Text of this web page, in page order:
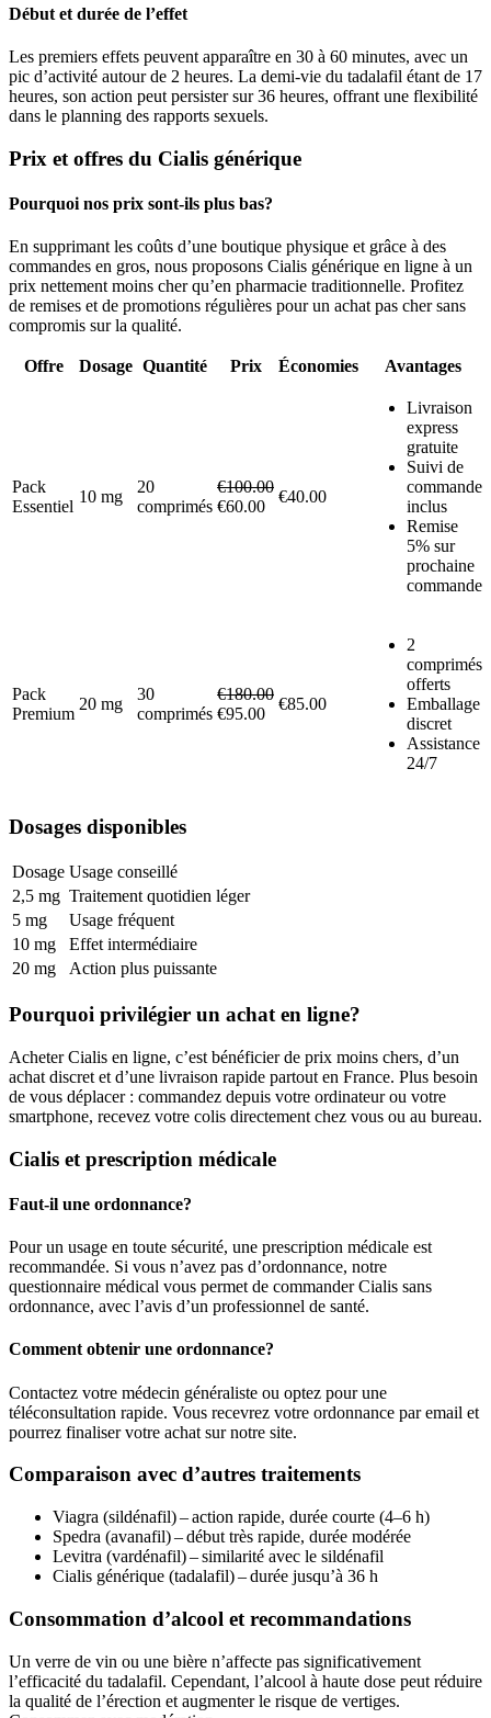
Début et durée de l’effet
Les premiers effets peuvent apparaître en 30 à 60 minutes, avec un
pic d’activité autour de 2 heures. La demi-vie du tadalafil étant de 17
heures, son action peut persister sur 36 heures, offrant une flexibilité
dans le planning des rapports sexuels.
Prix et offres du Cialis générique
Pourquoi nos prix sont-ils plus bas?
En supprimant les coûts d’une boutique physique et grâce à des
commandes en gros, nous proposons Cialis générique en ligne à un
prix nettement moins cher qu’en pharmacie traditionnelle. Profitez
de remises et de promotions régulières pour un achat pas cher sans
compromis sur la qualité.
Offre Dosage Quantité Prix Économies Avantages
Pack
Essentiel
10 mg
20
comprimés
€100.00
€60.00
€40.00
Livraison
express
gratuite
Suivi de
commande
inclus
Remise
5% sur
prochaine
commande
Pack
Premium
20 mg
30
comprimés
€180.00
€95.00
€85.00
2
comprimés
offerts
Emballage
discret
Assistance
24/7
Dosages disponibles
Dosage Usage conseillé
2,5 mg Traitement quotidien léger
5 mg
Usage fréquent
10 mg
Effet intermédiaire
20 mg
Action plus puissante
Pourquoi privilégier un achat en ligne?
Acheter Cialis en ligne, c’est bénéficier de prix moins chers, d’un
achat discret et d’une livraison rapide partout en France. Plus besoin
de vous déplacer : commandez depuis votre ordinateur ou votre
smartphone, recevez votre colis directement chez vous ou au bureau.
Cialis et prescription médicale
Faut-il une ordonnance?
Pour un usage en toute sécurité, une prescription médicale est
recommandée. Si vous n’avez pas d’ordonnance, notre
questionnaire médical vous permet de commander Cialis sans
ordonnance, avec l’avis d’un professionnel de santé.
Comment obtenir une ordonnance?
Contactez votre médecin généraliste ou optez pour une
téléconsultation rapide. Vous recevrez votre ordonnance par email et
pourrez finaliser votre achat sur notre site.
Comparaison avec d’autres traitements
Viagra (sildénafil) – action rapide, durée courte (4–6 h)
Spedra (avanafil) – début très rapide, durée modérée
Levitra (vardénafil) – similarité avec le sildénafil
Cialis générique (tadalafil) – durée jusqu’à 36 h
Consommation d’alcool et recommandations
Un verre de vin ou une bière n’affecte pas significativement
l’efficacité du tadalafil. Cependant, l’alcool à haute dose peut réduire
la qualité de l’érection et augmenter le risque de vertiges.